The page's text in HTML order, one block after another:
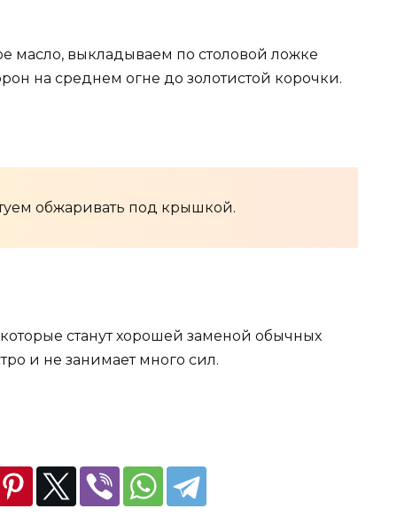
масло, выкладываем по столовой ложке
на среднем огне до золотистой корочки.
обжаривать под крышкой.
станут хорошей заменой обычных
и не занимает много сил.